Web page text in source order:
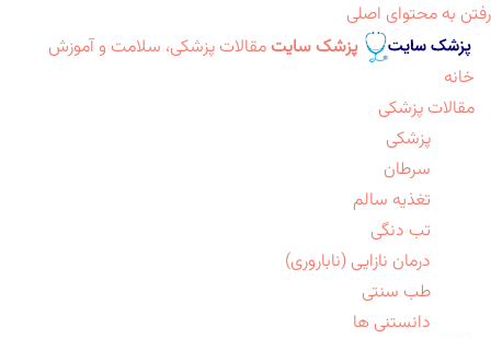
رفتن به محتوای اصلی
پزشک سایت مقالات پزشکی، سلامت و آموزش
خانه
مقالات پزشکی
پزشکی
سرطان
تغذیه سالم
تب دنگی
درمان نازایی (ناباروری)
طب سنتی
دانستنی ها